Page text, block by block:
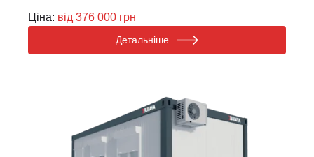
Ціна: від 376 000 грн
Детальніше